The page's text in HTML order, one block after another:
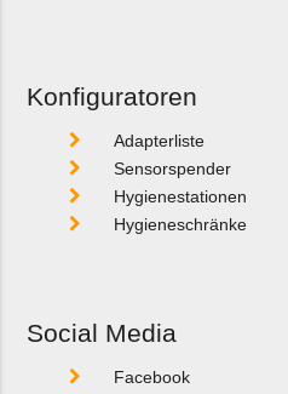
Konfiguratoren
Adapterliste
Sensorspender
Hygienestationen
Hygieneschränke
Social Media
Facebook